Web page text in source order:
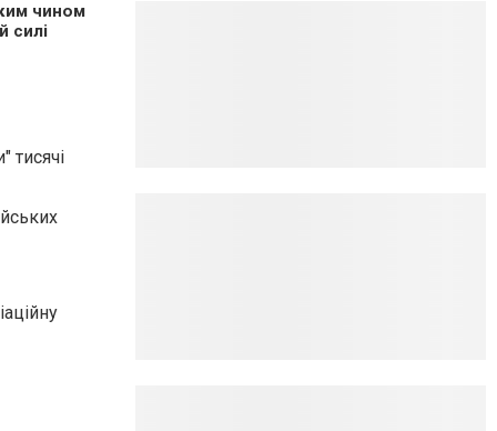
чином
силі
тисячі